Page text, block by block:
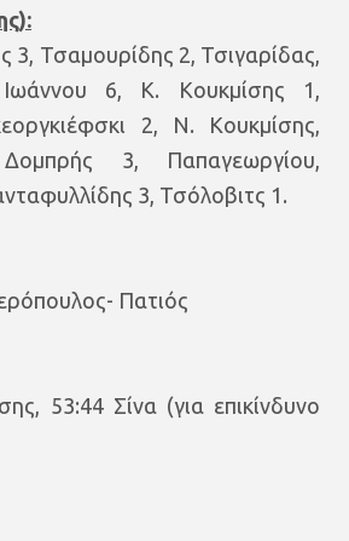
3, Τσαμουρίδης 2, Τσιγαρίδας,
Ιωάννου 6, Κ. Κουκμίσης 1,
2, Ν. Κουκμίσης,
3, Παπαγεωργίου,
3, Τσόλοβιτς 1.
Πατιός
53:44 Σίνα (για επικίνδυνο